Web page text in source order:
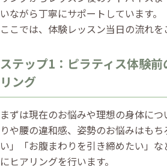
いながら丁寧にサポートしています。
ここでは、体験レッスン当日の流れを
ステップ1：ピラティス体験
リング
まずは現在のお悩みや理想の身体に
りや腰の違和感、姿勢のお悩みはも
い」「お腹まわりを引き締めたい」
にヒアリングを行います。